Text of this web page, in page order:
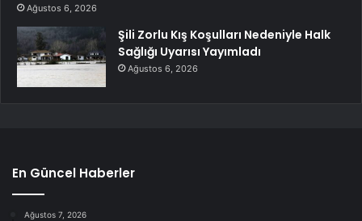
Ağustos 6, 2026
Şili Zorlu Kış Koşulları Nedeniyle Halk
Sağlığı Uyarısı Yayımladı
Ağustos 6, 2026
En Güncel Haberler
Ağustos 7, 2026